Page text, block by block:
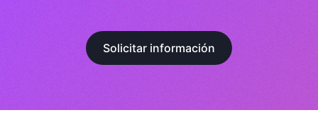
Solicitar información